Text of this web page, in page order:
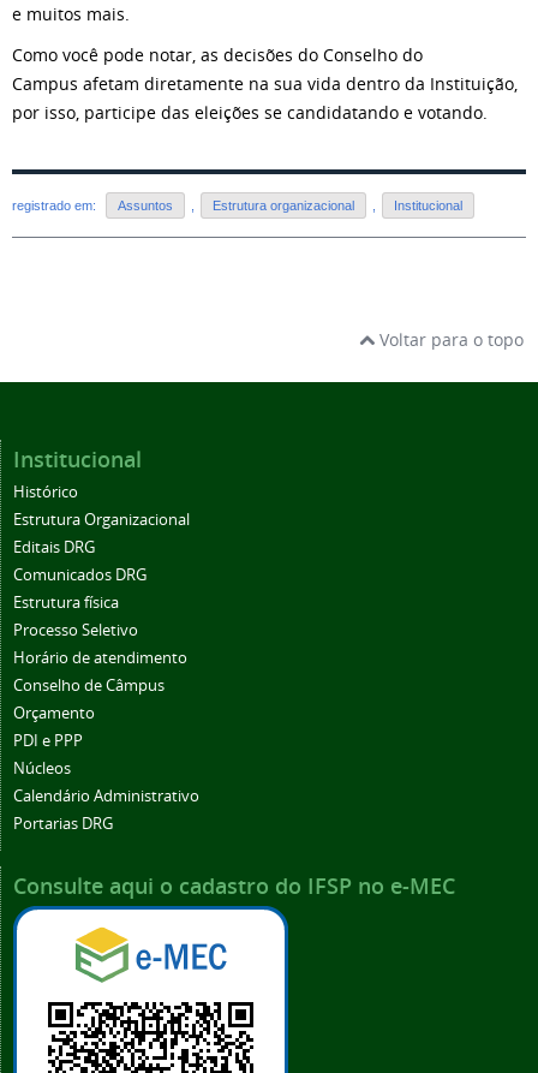
e muitos mais.
Como você pode notar, as decisões do Conselho do
Campus afetam diretamente na sua vida dentro da Instituição,
por isso, participe das eleições se candidatando e votando.
registrado em: Assuntos Estrutura organizacional Institucional
Voltar para o topo
Institucional
Histórico
Estrutura Organizacional
Editais DRG
Comunicados DRG
Estrutura física
Processo Seletivo
Horário de atendimento
Conselho de Câmpus
Orçamento
PDI e PPP
Núcleos
Calendário Administrativo
Portarias DRG
Consulte aqui o cadastro do IFSP no e-MEC